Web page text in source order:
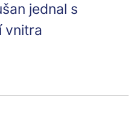
jednal s
vnitra